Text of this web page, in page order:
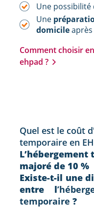
Une possibilité
Une
domicile
Comment choisir
ehpad ?
Quel est le coût
temporaire en
majoré de 10 %
Existe-t-il une
entre l
temporaire ?